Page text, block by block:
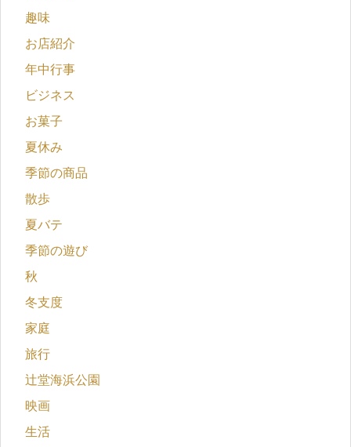
趣味
お店紹介
年中行事
ビジネス
お菓子
夏休み
季節の商品
散歩
夏バテ
季節の遊び
秋
冬支度
家庭
旅行
辻堂海浜公園
映画
生活